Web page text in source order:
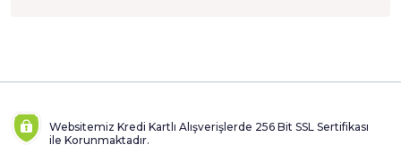
Websitemiz Kredi Kartlı Alışverişlerde 256 Bit SSL Sertifikası
ile Korunmaktadır.